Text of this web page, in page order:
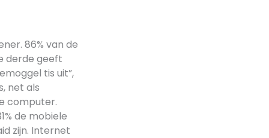
86% van de
derde geeft
tis uit”,
net als
computer.
de mobiele
zijn. Internet